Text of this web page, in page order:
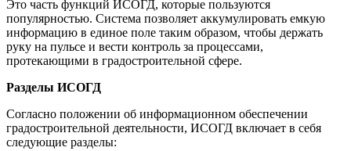
Это часть функций ИСОГД, которые пользуются
популярностью. Система позволяет аккумулировать емкую
информацию в единое поле таким образом, чтобы держать
руку на пульсе и вести контроль за процессами,
протекающими в градостроительной сфере.
Разделы ИСОГД
Согласно положении об информационном обеспечении
градостроительной деятельности, ИСОГД включает в себя
следующие разделы: